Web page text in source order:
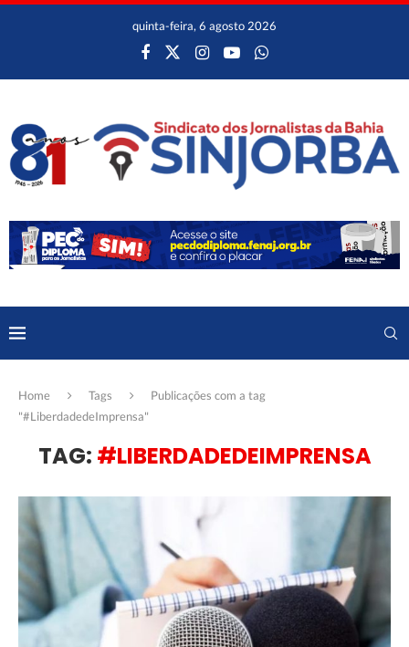
quinta-feira, 6 agosto 2026
Home Tags
Publicações com a tag
"#LiberdadedeImprensa"
TAG: #LIBERDADEDEIMPRENSA